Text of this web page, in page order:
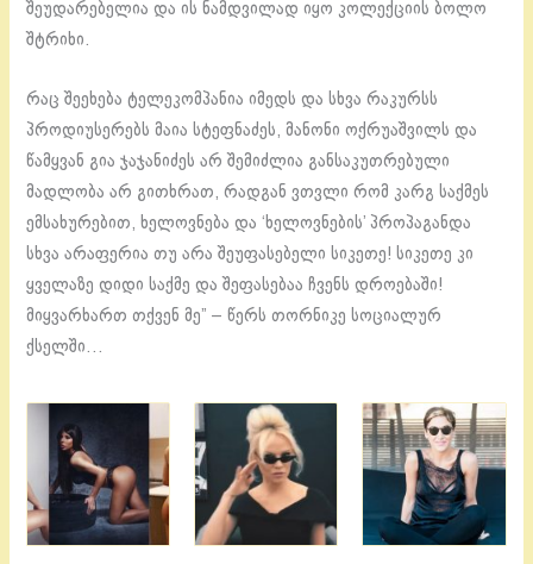
შეუდარებელია და ის ნამდვილად იყო კოლექციის ბოლო
შტრიხი.
რაც შეეხება ტელეკომპანია იმედს და სხვა რაკურსს
პროდიუსერებს მაია სტეფნაძეს, მანონი ოქრუაშვილს და
წამყვან გია ჯაჯანიძეს არ შემიძლია განსაკუთრებული
მადლობა არ გითხრათ, რადგან ვთვლი რომ კარგ საქმეს
ემსახურებით, ხელოვნება და ‘ხელოვნების’ პროპაგანდა
სხვა არაფერია თუ არა შეუფასებელი სიკეთე! სიკეთე კი
ყველაზე დიდი საქმე და შეფასებაა ჩვენს დროებაში!
მიყვარხართ თქვენ მე” – წერს თორნიკე სოციალურ
ქსელში…